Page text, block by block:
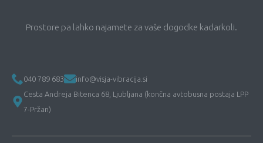
Prostore pa lahko najamete za vaše dogodke kadarkoli.
040 789 683
info@visja-vibracija.si
Cesta Andreja Bitenca 68, Ljubljana (končna avtobusna postaja LPP
7-Pržan)